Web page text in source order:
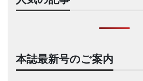
本誌最新号のご案内